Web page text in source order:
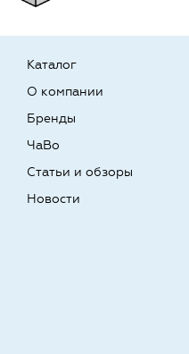
Каталог
О компании
Бренды
ЧаВо
Статьи и обзоры
Новости